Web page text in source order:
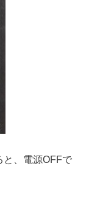
と、電源OFFで